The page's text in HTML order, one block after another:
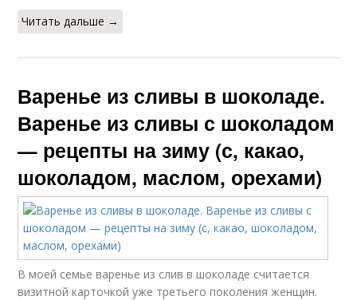
Читать дальше →
Варенье из сливы в шоколаде.
Варенье из сливы с шоколадом
— рецепты на зиму (с, какао,
шоколадом, маслом, орехами)
В моей семье варенье из слив в шоколаде считается
визитной карточкой уже третьего поколения женщин.